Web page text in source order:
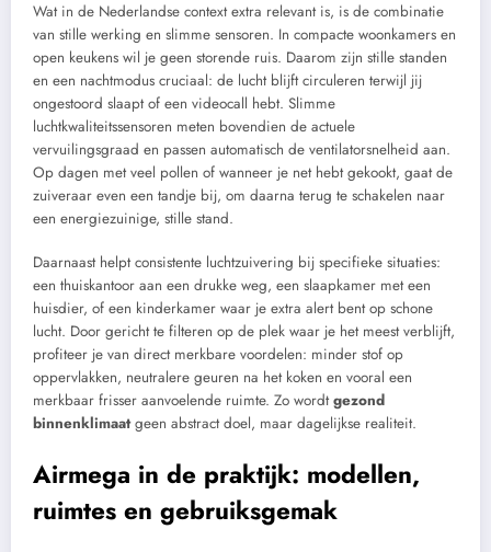
Wat in de Nederlandse context extra relevant is, is de combinatie
van stille werking en slimme sensoren. In compacte woonkamers en
open keukens wil je geen storende ruis. Daarom zijn stille standen
en een nachtmodus cruciaal: de lucht blijft circuleren terwijl jij
ongestoord slaapt of een videocall hebt. Slimme
luchtkwaliteitssensoren meten bovendien de actuele
vervuilingsgraad en passen automatisch de ventilatorsnelheid aan.
Op dagen met veel pollen of wanneer je net hebt gekookt, gaat de
zuiveraar even een tandje bij, om daarna terug te schakelen naar
een energiezuinige, stille stand.
Daarnaast helpt consistente luchtzuivering bij specifieke situaties:
een thuiskantoor aan een drukke weg, een slaapkamer met een
huisdier, of een kinderkamer waar je extra alert bent op schone
lucht. Door gericht te filteren op de plek waar je het meest verblijft,
profiteer je van direct merkbare voordelen: minder stof op
oppervlakken, neutralere geuren na het koken en vooral een
merkbaar frisser aanvoelende ruimte. Zo wordtgezond
binnenklimaatgeen abstract doel, maar dagelijkse realiteit.
Airmega in de praktijk: modellen,
ruimtes en gebruiksgemak